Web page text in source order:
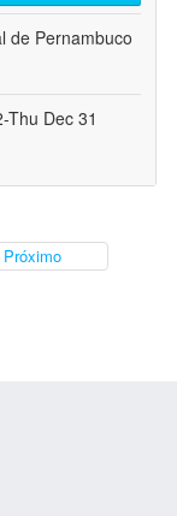
de Pernambuco
Thu Dec 31
Próximo